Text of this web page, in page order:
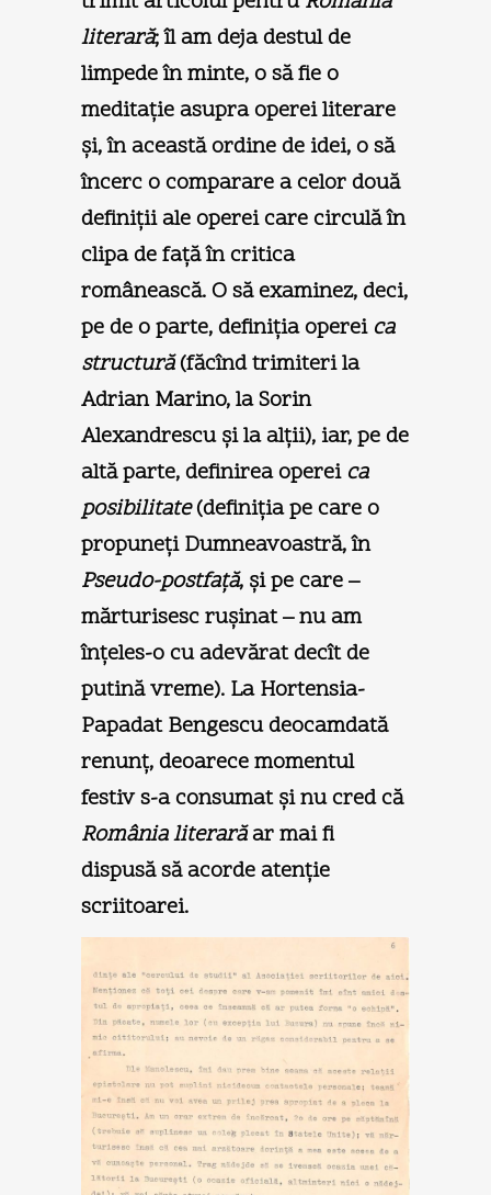
literară; îl am deja destul de
limpede în minte, o să fie o
meditaţie asupra operei literare
şi, în această ordine de idei, o să
încerc o comparare a celor două
definiţii ale operei care circulă în
clipa de faţă în critica
românească. O să examinez, deci,
pe de o parte, definiţia operei ca
structură(făcînd trimiteri la
Adrian Marino, la Sorin
Alexandrescu şi la alţii), iar, pe de
altă parte, definirea operei ca
posibilitate(definiţia pe care o
propuneţi Dumneavoastră, în
Pseudo-postfaţă, şi pe care –
mărturisesc ruşinat – nu am
înţeles-o cu adevărat decît de
putină vreme). La Hortensia-
Papadat Bengescu deocamdată
renunţ, deoarece momentul
festiv s-a consumat şi nu cred că
România literarăar mai fi
dispusă să acorde atenţie
scriitoarei.